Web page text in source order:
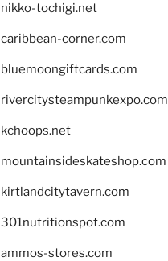
nikko-tochigi.net
caribbean-corner.com
bluemoongiftcards.com
rivercitysteampunkexpo.com
kchoops.net
mountainsideskateshop.com
kirtlandcitytavern.com
301nutritionspot.com
ammos-stores.com